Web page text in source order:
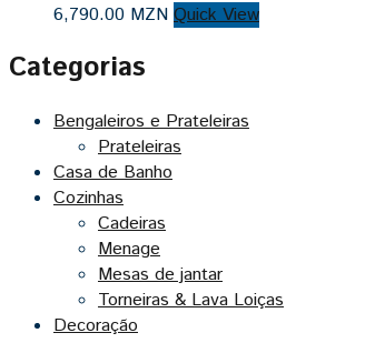
6,790.00 MZN Quick View
Categorias
Bengaleiros e Prateleiras
Prateleiras
Casa de Banho
Cozinhas
Cadeiras
Menage
Mesas de jantar
Torneiras & Lava Loiças
Decoração